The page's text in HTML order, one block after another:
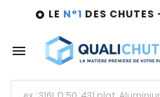
 LE N°1 DES
